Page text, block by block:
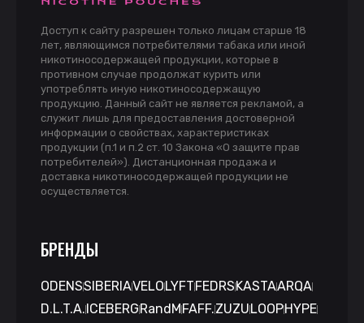
Доступ к сайту разрешен только лицам старше 18
лет, являющимся потребителями табака или иной
никотиносодержащей продукции, которые в
противном случае продолжат курить или
употреблять иную никотиносодержащую
продукцию. Данный сайт не является рекламой, а
служит лишь для предоставления достоверной
информации о свойствах, характеристиках
продукции (п.1 и п.2 ст. 10 Закона «О защите прав
потребителей»). Дистанционная продажа и
доставка никотиносодержащей продукции не
осуществляется.
БРЕНДЫ
ODENSSIBERIAVELO LYFT FEDRS KASTAARQA
D.L.T.A. ICEBERG RandM FAFF.ZUZU LOOPHYPE